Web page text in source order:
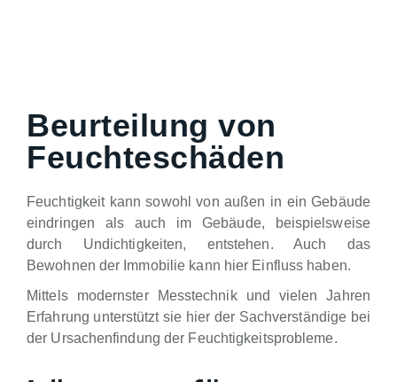
Beurteilung von
Feuchteschäden
Feuchtigkeit kann sowohl von außen in ein Gebäude
eindringen als auch im Gebäude, beispielsweise
durch Undichtigkeiten, entstehen. Auch das
Bewohnen der Immobilie kann hier Einfluss haben.
Mittels modernster Messtechnik und vielen Jahren
Erfahrung unterstützt sie hier der Sachverständige bei
der Ursachenfindung der Feuchtigkeitsprobleme.